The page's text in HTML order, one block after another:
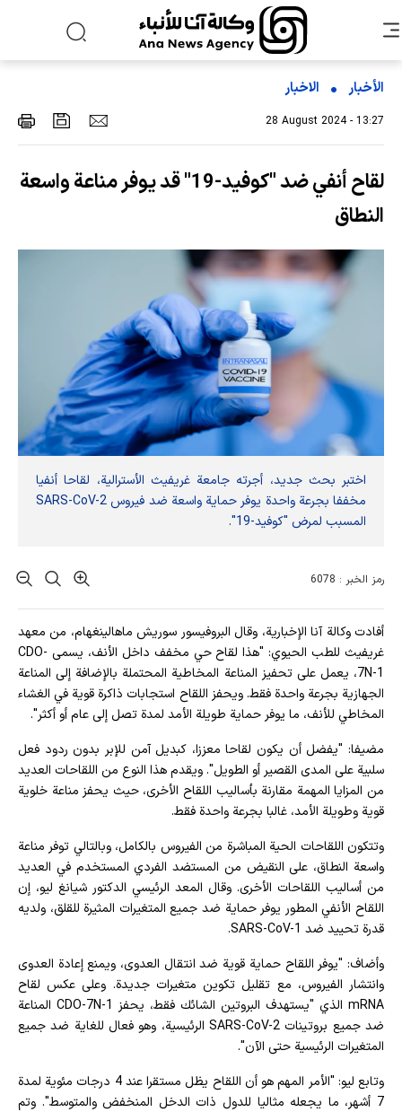
الأخبار الاخبار
28 August 2024 - 13:27
لقاح أنفي ضد "كوفيد-19" قد يوفر مناعة واسعة
النطاق
اختبر بحث جديد، أجرته جامعة غريفيث الأسترالية، لقاحا أنفيا
مخففا بجرعة واحدة يوفر حماية واسعة ضد فيروس SARS-CoV-2
المسبب لمرض "كوفيد-19".
رمز الخبر : 6078
أفادت وکالة آنا الإخباریة، وقال البروفيسور سوريش ماهالينغهام، من معهد
غريفيث للطب الحيوي: "هذا لقاح حي مخفف داخل الأنف، يسمى CDO-
7N-1، يعمل على تحفيز المناعة المخاطية المحتملة بالإضافة إلى المناعة
الجهازية بجرعة واحدة فقط. ويحفز اللقاح استجابات ذاكرة قوية في الغشاء
المخاطي للأنف، ما يوفر حماية طويلة الأمد لمدة تصل إلى عام أو أكثر".
مضيفا: "يفضل أن يكون لقاحا معززا، كبديل آمن للإبر بدون ردود فعل
سلبية على المدى القصير أو الطويل". ويقدم هذا النوع من اللقاحات العديد
من المزايا المهمة مقارنة بأساليب اللقاح الأخرى، حيث يحفز مناعة خلوية
قوية وطويلة الأمد، غالبا بجرعة واحدة فقط.
وتتكون اللقاحات الحية المباشرة من الفيروس بالكامل، وبالتالي توفر مناعة
واسعة النطاق، على النقيض من المستضد الفردي المستخدم في العديد
من أساليب اللقاحات الأخرى. وقال المعد الرئيسي الدكتور شيانغ ليو، إن
اللقاح الأنفي المطور يوفر حماية ضد جميع المتغيرات المثيرة للقلق، ولديه
قدرة تحييد ضد SARS-CoV-1.
وأضاف: "يوفر اللقاح حماية قوية ضد انتقال العدوى، ويمنع إعادة العدوى
وانتشار الفيروس، مع تقليل تكوين متغيرات جديدة. وعلى عكس لقاح
mRNA الذي "يستهدف البروتين الشائك فقط، يحفز CDO-7N-1 المناعة
ضد جميع بروتينات SARS-CoV-2 الرئيسية، وهو فعال للغاية ضد جميع
المتغيرات الرئيسية حتى الآن".
وتابع ليو: "الأمر المهم هو أن اللقاح يظل مستقرا عند 4 درجات مئوية لمدة
7 أشهر، ما يجعله مثاليا للدول ذات الدخل المنخفض والمتوسط". وتم